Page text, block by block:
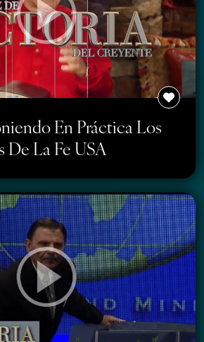
En Práctica Los
De La Fe USA